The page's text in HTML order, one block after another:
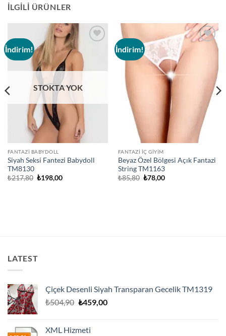
İLGILI ÜRÜNLER
İndirim!
STOKTA YOK
FANTAZI BABYDOLL
Siyah Seksi Fantezi Babydoll
TM8130
₺217,80 Orijinal
₺198,00Şu
İndirim!
FANTAZI İÇ GIYIM
Beyaz Özel Bölgesi Açık Fantazi
String TM1163
₺85,80 Orijinal
fiyat:
₺78,00Şu
LATEST
Çiçek Desenli Siyah Transparan Gecelik TM1319
₺504,90 Orijinal
₺459,00Şu
XML Hizmeti